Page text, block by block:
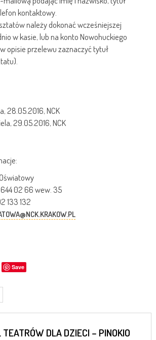
kontaktowy.
należy dokonać wcześniejszej
w kasie, lub na konto Nowohuckiego
opisie przelewu zaznaczyć tytuł
28.05.2016, NCK
29.05.2016, NCK
644 02 66 wew. 35
133 132
Save
DLA DZIECI – PINOKIO